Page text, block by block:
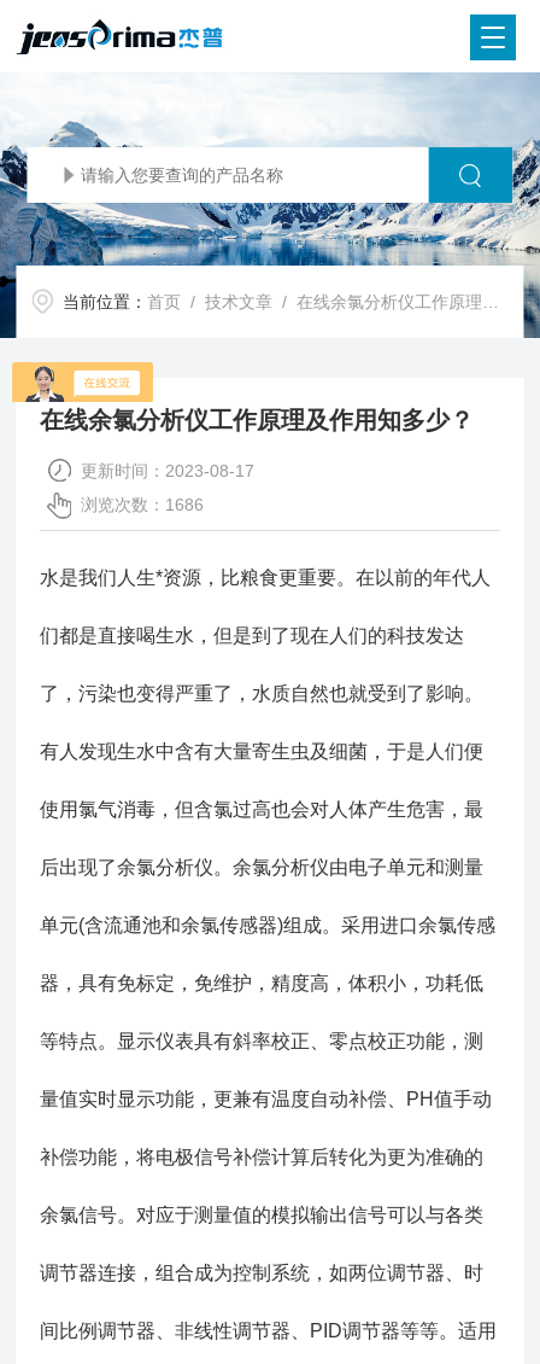
当前位置：首页 /技术文章 / 在线余氯分析仪工作原理及作用知多少？
在线余氯分析仪工作原理及作用知多少？
更新时间：2023-08-17
浏览次数：1686
水是我们人生*资源，比粮食更重要。在以前的年代人
们都是直接喝生水，但是到了现在人们的科技发达
了，污染也变得严重了，水质自然也就受到了影响。
有人发现生水中含有大量寄生虫及细菌，于是人们便
使用氯气消毒，但含氯过高也会对人体产生危害，最
后出现了余氯分析仪。余氯分析仪由电子单元和测量
单元(含流通池和余氯传感器)组成。采用进口余氯传感
器，具有免标定，免维护，精度高，体积小，功耗低
等特点。显示仪表具有斜率校正、零点校正功能，测
量值实时显示功能，更兼有温度自动补偿、PH值手动
补偿功能，将电极信号补偿计算后转化为更为准确的
余氯信号。对应于测量值的模拟输出信号可以与各类
调节器连接，组合成为控制系统，如两位调节器、时
间比例调节器、非线性调节器、PID调节器等等。适用